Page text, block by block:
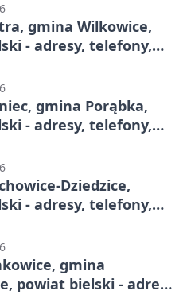
gmina Wilkowice,
- adresy, telefony,
gmina Porąbka,
- adresy, telefony,
Dziedzice,
- adresy, telefony,
gmina
powiat bielski - adresy,